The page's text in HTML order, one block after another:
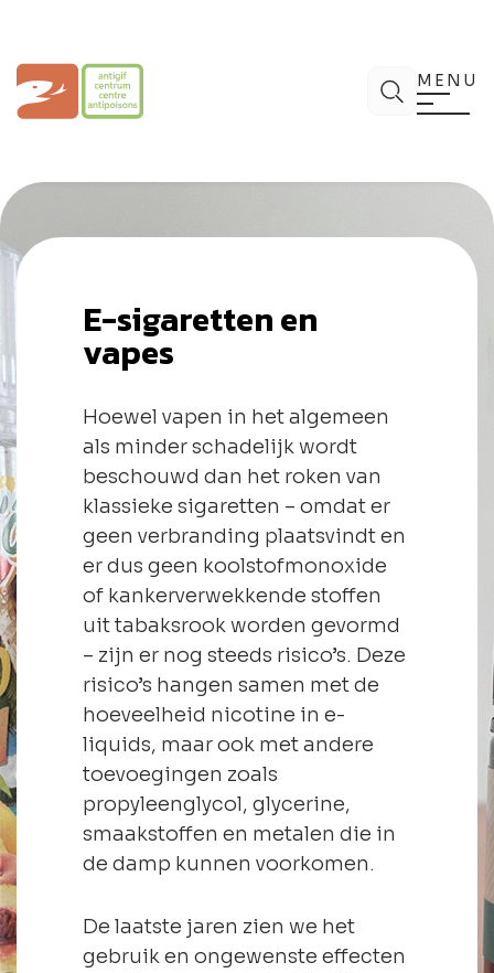
inhoud
Antigifcentrum ZoekMENU
E-sigaretten en
vapes
Hoewel vapen in het algemeen
als minder schadelijk wordt
beschouwd dan het roken van
klassieke sigaretten – omdat er
geen verbranding plaatsvindt en
er dus geen koolstofmonoxide
of kankerverwekkende stoffen
uit tabaksrook worden gevormd
– zijn er nog steeds risico’s. Deze
risico’s hangen samen met de
hoeveelheid nicotine in e-
liquids, maar ook met andere
toevoegingen zoals
propyleenglycol, glycerine,
smaakstoffen en metalen die in
de damp kunnen voorkomen.
De laatste jaren zien we het
gebruik en ongewenste effecten